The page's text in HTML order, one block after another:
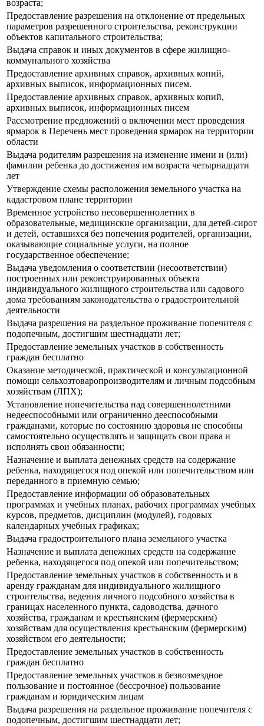
возраста;
Предоставление разрешения на отклонение от предельных
параметров разрешенного строительства, реконструкции
объектов капитального строительства;
Выдача справок и иных документов в сфере жилищно-
коммунального хозяйства
Предоставление архивных справок, архивных копий,
архивных выписок, информационных писем.
Предоставление архивных справок, архивных копий,
архивных выписок, информационных писем
Рассмотрение предложений о включении мест проведения
ярмарок в Перечень мест проведения ярмарок на территории
области
Выдача родителям разрешения на изменение имени и (или)
фамилии ребенка до достижения им возраста четырнадцати
лет
Утверждение схемы расположения земельного участка на
кадастровом плане территории
Временное устройство несовершеннолетних в
образовательные, медицинские организации, для детей-сирот
и детей, оставшихся без попечения родителей, организации,
оказывающие социальные услуги, на полное
государственное обеспечение;
Выдача уведомления о соответствии (несоответствии)
построенных или реконструированных объекта
индивидуального жилищного строительства или садового
дома требованиям законодательства о градостроительной
деятельности
Выдача разрешения на раздельное проживание попечителя с
подопечным, достигшим шестнадцати лет;
Предоставление земельных участков в собственность
граждан бесплатно
Оказание методической, практической и консультационной
помощи сельхозтоваропроизводителям и личным подсобным
хозяйствам (ЛПХ);
Установление попечительства над совершеннолетними
недееспособными или ограниченно дееспособными
гражданами, которые по состоянию здоровья не способны
самостоятельно осуществлять и защищать свои права и
исполнять свои обязанности;
Назначение и выплата денежных средств на содержание
ребенка, находящегося под опекой или попечительством или
переданного в приемную семью;
Предоставление информации об образовательных
программах и учебных планах, рабочих программах учебных
курсов, предметов, дисциплин (модулей), годовых
календарных учебных графиках;
Выдача градостроительного плана земельного участка
Назначение и выплата денежных средств на содержание
ребенка, находящегося под опекой или попечительством;
Предоставление земельных участков в собственность и в
аренду гражданам для индивидуального жилищного
строительства, ведения личного подсобного хозяйства в
границах населенного пункта, садоводства, дачного
хозяйства, гражданам и крестьянским (фермерским)
хозяйствам для осуществления крестьянским (фермерским)
хозяйством его деятельности;
Предоставление земельных участков в собственность
граждан бесплатно
Предоставление земельных участков в безвозмездное
пользование и постоянное (бессрочное) пользование
гражданам и юридическим лицам
Выдача разрешения на раздельное проживание попечителя с
подопечным, достигшим шестнадцати лет;